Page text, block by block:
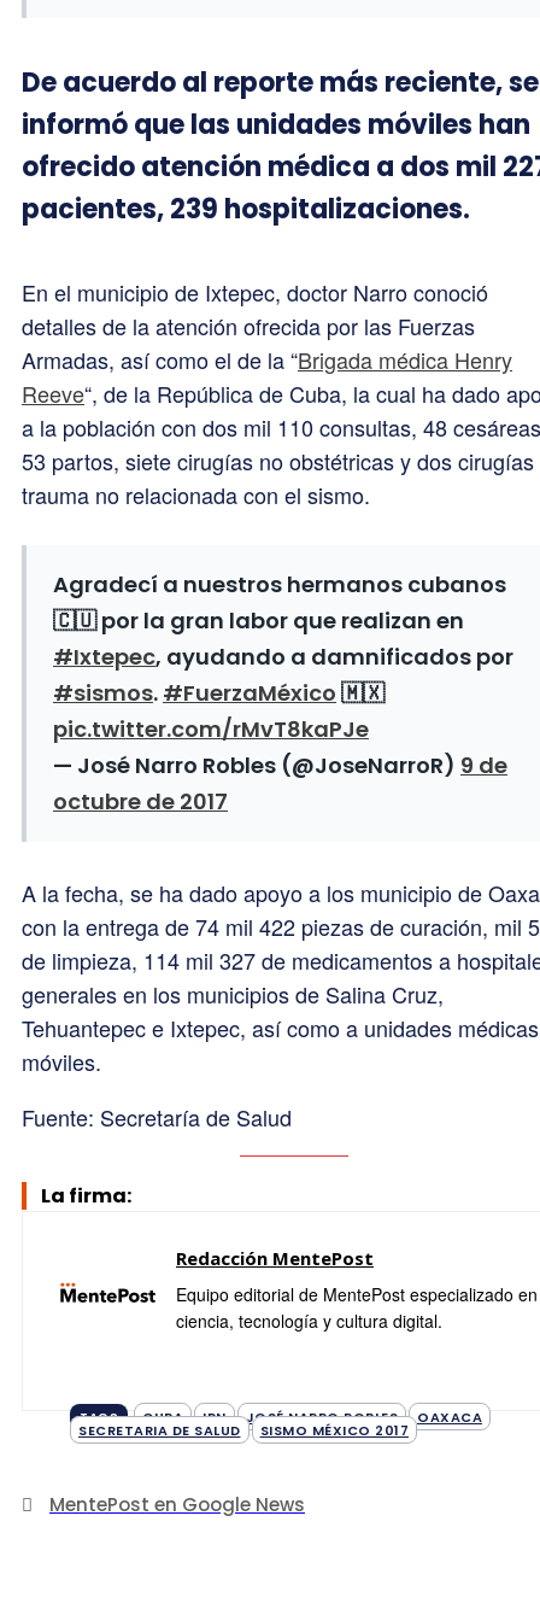
De acuerdo al reporte más reciente, se
informó que las unidades móviles han
ofrecido atención médica a dos mil
pacientes, 239 hospitalizaciones.
En el municipio de Ixtepec, doctor Narro conoció
detalles de la atención ofrecida por las Fuerzas
Armadas, así como el de la “Brigada médica Henry
Reeve“, de la República de Cuba, la cual ha dado
a la población con dos mil 110 consultas, 48
53 partos, siete cirugías no obstétricas y dos cirugías
trauma no relacionada con el sismo.
Agradecí a nuestros hermanos cubanos
🇨🇺 por la gran labor que realizan en
#Ixtepec, ayudando a damnificados por
#sismos. #FuerzaMéxico 🇲🇽
pic.twitter.com/rMvT8kaPJe
— José Narro Robles (@JoseNarroR) 9 de
octubre de 2017
A la fecha, se ha dado apoyo a los municipio de
con la entrega de 74 mil 422 piezas de curación, mil
de limpieza, 114 mil 327 de medicamentos a
generales en los municipios de Salina Cruz,
Tehuantepec e Ixtepec, así como a unidades médicas
móviles.
Fuente: Secretaría de Salud
La firma:
Redacción MentePost
Equipo editorial de MentePost especializado en
ciencia, tecnología y cultura digital.
TAGS CUBA IPN JOSÉ NARRO ROBLES OAXACA
SECRETARIA DE SALUD SISMO MÉXICO 2017
MentePost en Google News